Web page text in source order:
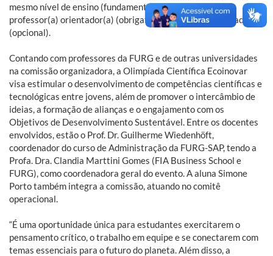
mesmo nível de ensino (fundamental ou médio), um(a)
professor(a) orientador(a) (obrigatório) e um(a) coorientador(a)
(opcional).
Contando com professores da FURG e de outras universidades
na comissão organizadora, a Olimpíada Científica Ecoinovar
visa estimular o desenvolvimento de competências científicas e
tecnológicas entre jovens, além de promover o intercâmbio de
ideias, a formação de alianças e o engajamento com os
Objetivos de Desenvolvimento Sustentável. Entre os docentes
envolvidos, estão o Prof. Dr. Guilherme Wiedenhöft,
coordenador do curso de Administração da FURG-SAP, tendo a
Profa. Dra. Clandia Marttini Gomes (FIA Business School e
FURG), como coordenadora geral do evento. A aluna Simone
Porto também integra a comissão, atuando no comitê
operacional.
“É uma oportunidade única para estudantes exercitarem o
pensamento crítico, o trabalho em equipe e se conectarem com
temas essenciais para o futuro do planeta. Além disso, a